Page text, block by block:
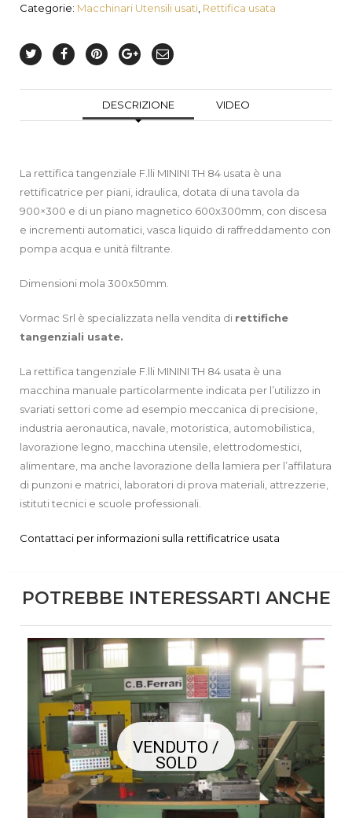
Categorie: Macchinari Utensili usati Rettifica usata
DESCRIZIONE VIDEO
La rettifica tangenziale F.lli MININI TH 84 usata è una
rettificatrice per piani, idraulica, dotata di una tavola da
900×300 e di un piano magnetico 600x300mm, con discesa
e incrementi automatici, vasca liquido di raffreddamento con
pompa acqua e unità filtrante.
Dimensioni mola 300x50mm.
Vormac Srl è specializzata nella vendita di rettifiche
tangenziali usate.
La rettifica tangenziale F.lli MININI TH 84 usata è una
macchina manuale particolarmente indicata per l’utilizzo in
svariati settori come ad esempio meccanica di precisione,
industria aeronautica, navale, motoristica, automobilistica,
lavorazione legno, macchina utensile, elettrodomestici,
alimentare, ma anche lavorazione della lamiera per l’affilatura
di punzoni e matrici, laboratori di prova materiali, attrezzerie,
istituti tecnici e scuole professionali.
Contattaci per informazioni sulla rettificatrice usata
POTREBBE INTERESSARTI ANCHE
VENDUTO /
SOLD